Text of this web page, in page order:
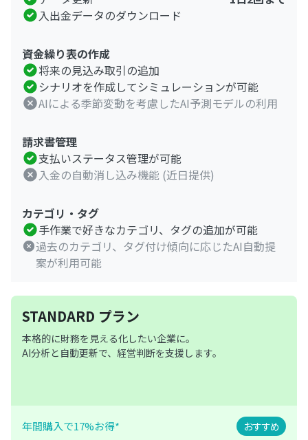
入出金データのダウンロード
資金繰り表の作成
将来の見込み取引の追加
シナリオを作成してシミュレーションが可能
AIによる季節変動を考慮したAI予測モデルの利用
請求書管理
支払いステータス管理が可能
入金の自動消し込み機能 (近日提供)
カテゴリ・タグ
手作業で好きなカテゴリ、タグの追加が可能
過去のカテゴリ、タグ付け傾向に応じたAI自動提
案が利用可能
STANDARD プラン
本格的に財務を見える化したい企業に。
AI分析と自動更新で、経営判断を支援します。
年間購入で17%お得* おすすめ